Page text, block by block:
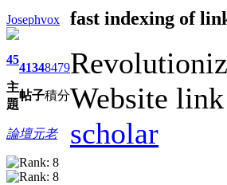
Josephvox
45
主
題
4134
帖子
8479
積分
論壇元老
fast indexing of
Website
scholar